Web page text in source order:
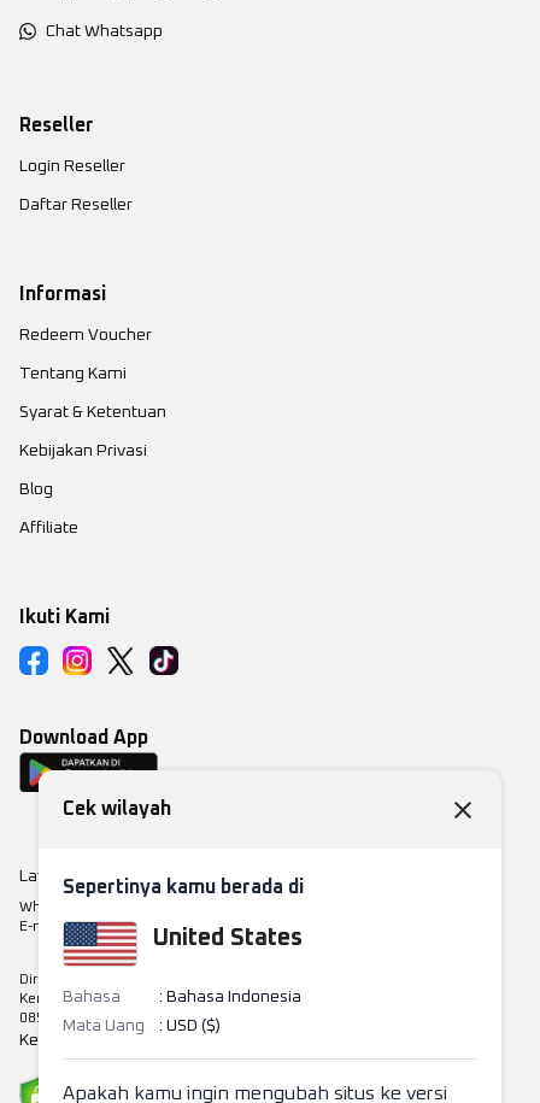
Chat Whatsapp
Reseller
Login Reseller
Daftar Reseller
Informasi
Redeem Voucher
Tentang Kami
Syarat & Ketentuan
Kebijakan Privasi
Blog
Affiliate
Ikuti Kami
Download App
Layanan Pengaduan Konsumen
Whatsapp: +6281280000203
E-mail:support@lapakgaming.com
Direktorat Jenderal Perlindungan Konsumen dan Tertib Niaga
Kementerian Perdagangan RI
0853-1111-1010
Keamanan & Privasi
Cek wilayah
Sepertinya kamu berada di
United States
Bahasa : Bahasa Indonesia
Mata Uang
: USD ($)
Apakah kamu ingin mengubah situs ke versi